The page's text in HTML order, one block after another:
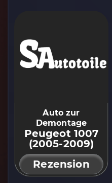
Auto zur
Demontage
Peugeot 1007
(2005-2009)
Rezension